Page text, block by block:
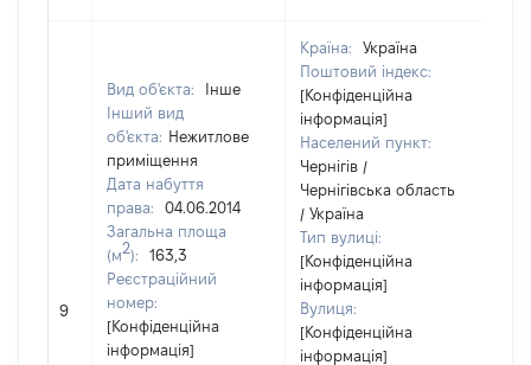
9
Вид об'єкта:
Інше
Інший вид
об'єкта: Нежитлове
приміщення
Дата набуття
права:
04.06.2014
Загальна площа
(м2):
163,3
Реєстраційний
номер:
[Конфіденційна
інформація]
Країна:
Україна
Поштовий індекс:
[Конфіденційна
інформація]
Населений пункт:
Чернігів /
Чернігівська область
/ Україна
Тип вулиці:
[Конфіденційна
інформація]
Вулиця:
[Конфіденційна
інформація]